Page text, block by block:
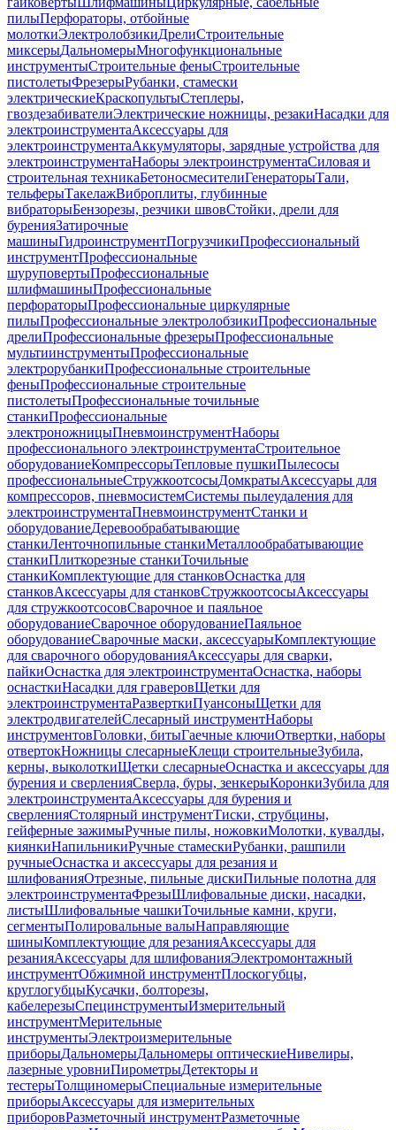
пилыПерфораторы, отбойные
молоткиЭлектролобзикиДрелиСтроительные
миксерыДальномерыМногофункциональные
инструментыСтроительные феныСтроительные
пистолетыФрезерыРубанки, стамески
электрическиеКраскопультыСтеплеры,
гвоздезабивателиЭлектрические ножницы, резакиНасадки для
электроинструментаАксессуары для
электроинструментаАккумуляторы, зарядные устройства для
электроинструментаНаборы электроинструментаСиловая и
строительная техникаБетоносмесителиГенераторыТали,
тельферыТакелажВиброплиты, глубинные
вибраторыБензорезы, резчики швовСтойки, дрели для
буренияЗатирочные
машиныГидроинструментПогрузчикиПрофессиональный
инструментПрофессиональные
шуруповертыПрофессиональные
шлифмашиныПрофессиональные
перфораторыПрофессиональные циркулярные
пилыПрофессиональные электролобзикиПрофессиональные
дрелиПрофессиональные фрезерыПрофессиональные
мультиинструментыПрофессиональные
электрорубанкиПрофессиональные строительные
феныПрофессиональные строительные
пистолетыПрофессиональные точильные
станкиПрофессиональные
электроножницыПневмоинструментНаборы
профессионального электроинструментаСтроительное
оборудованиеКомпрессорыТепловые пушкиПылесосы
профессиональныеСтружкоотсосыДомкратыАксессуары для
компрессоров, пневмосистемСистемы пылеудаления для
электроинструментаПневмоинструментСтанки и
оборудованиеДеревообрабатывающие
станкиЛенточнопильные станкиМеталлообрабатывающие
станкиПлиткорезные станкиТочильные
станкиКомплектующие для станковОснастка для
станковАксессуары для станковСтружкоотсосыАксессуары
для стружкоотсосовСварочное и паяльное
оборудованиеСварочное оборудованиеПаяльное
оборудованиеСварочные маски, аксессуарыКомплектующие
для сварочного оборудованияАксессуары для сварки,
пайкиОснастка для электроинструментаОснастка, наборы
оснасткиНасадки для граверовЩетки для
электроинструментаРазверткиПуансоныЩетки для
электродвигателейСлесарный инструментНаборы
инструментовГоловки, битыГаечные ключиОтвертки, наборы
отвертокНожницы слесарныеКлещи строительныеЗубила,
керны, выколоткиЩетки слесарныеОснастка и аксессуары для
бурения и сверленияСверла, буры, зенкерыКоронкиЗубила для
электроинструментаАксессуары для бурения и
сверленияСтолярный инструментТиски, струбцины,
гейферные зажимыРучные пилы, ножовкиМолотки, кувалды,
киянкиНапильникиРучные стамескиРубанки, рашпили
ручныеОснастка и аксессуары для резания и
шлифованияОтрезные, пильные дискиПильные полотна для
электроинструментаФрезыШлифовальные диски, насадки,
листыШлифовальные чашкиТочильные камни, круги,
сегментыПолировальные валыНаправляющие
шиныКомплектующие для резанияАксессуары для
резанияАксессуары для шлифованияЭлектромонтажный
инструментОбжимной инструментПлоскогубцы,
круглогубцыКусачки, болторезы,
кабелерезыСпецинструментыИзмерительный
инструментМерительные
инструментыЭлектроизмерительные
приборыДальномерыДальномеры оптическиеНивелиры,
лазерные уровниПирометрыДетекторы и
тестерыТолщиномерыСпециальные измерительные
приборыАксессуары для измерительных
приборовРазметочный инструментРазметочные